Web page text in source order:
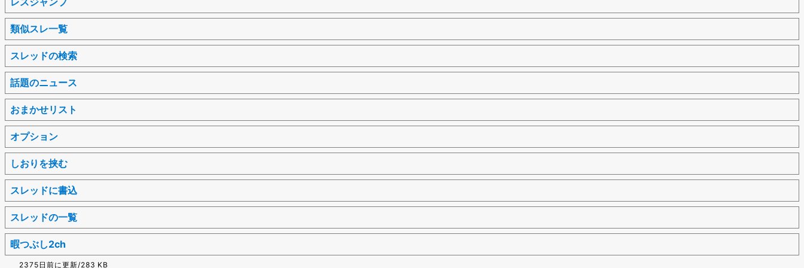
類似スレ一覧
スレッドの検索
話題のニュース
おまかせリスト
オプション
しおりを挟む
スレッドに書込
スレッドの一覧
暇つぶし2ch
2375日前に更新/283 KB